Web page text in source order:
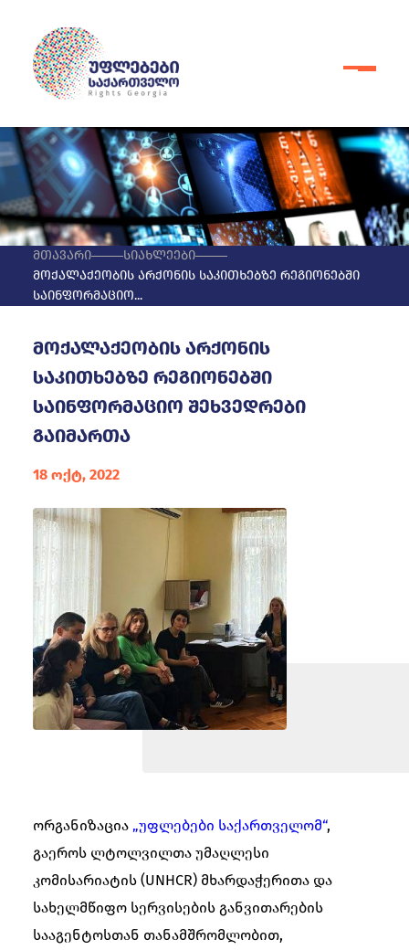
მთავარი
სიახლეები
მოქალაქეობის არქონის საკითხებზე რეგიონებში
საინფორმაციო...
მოქალაქეობის არქონის
საკითხებზე რეგიონებში
საინფორმაციო შეხვედრები
გაიმართა
18 ოქტ, 2022
ორგანიზაცია „უფლებები საქართველომ“,
გაეროს ლტოლვილთა უმაღლესი
კომისარიატის (UNHCR) მხარდაჭერითა და
სახელმწიფო სერვისების განვითარების
სააგენტოსთან თანამშრომლობით,